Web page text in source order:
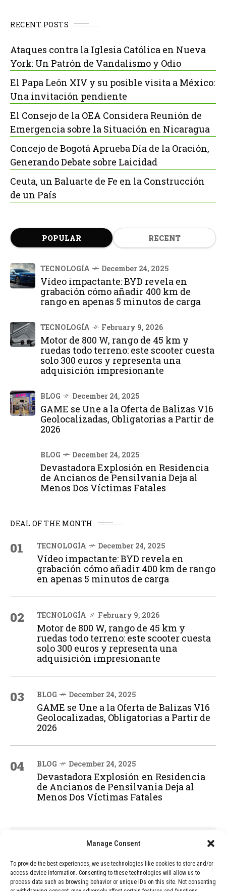
Manage Consent
To provide the best experiences, we use technologies like cookies to store and/or
access device information. Consenting to these technologies will allow us to
process data such as browsing behavior or unique IDs on this site. Not consenting
RECENT POSTS
Ataques contra la Iglesia Católica en Nueva
York: Un Patrón de Vandalismo y Odio
El Papa León XIV y su posible visita a México:
Una invitación pendiente
El Consejo de la OEA Considera Reunión de
Emergencia sobre la Situación en Nicaragua
Concejo de Bogotá Aprueba Día de la Oración,
Generando Debate sobre Laicidad
Ceuta, un Baluarte de Fe en la Construcción
de un País
POPULAR RECENT
TECNOLOGÍA December 24, 2025
Vídeo impactante: BYD revela en
grabación cómo añadir 400 km de
rango en apenas 5 minutos de carga
TECNOLOGÍA February 9, 2026
Motor de 800 W, rango de 45 km y
ruedas todo terreno: este scooter cuesta
solo 300 euros y representa una
adquisición impresionante
BLOG December 24, 2025
GAME se Une a la Oferta de Balizas V16
Geolocalizadas, Obligatorias a Partir de
2026
BLOG December 24, 2025
Devastadora Explosión en Residencia
de Ancianos de Pensilvania Deja al
Menos Dos Víctimas Fatales
DEAL OF THE MONTH
01 TECNOLOGÍA December 24, 2025
Vídeo impactante: BYD revela en
grabación cómo añadir 400 km de rango
en apenas 5 minutos de carga
02 TECNOLOGÍA February 9, 2026
Motor de 800 W, rango de 45 km y
ruedas todo terreno: este scooter cuesta
solo 300 euros y representa una
adquisición impresionante
03 BLOG December 24, 2025
GAME se Une a la Oferta de Balizas V16
Geolocalizadas, Obligatorias a Partir de
2026
04 BLOG December 24, 2025
Devastadora Explosión en Residencia
de Ancianos de Pensilvania Deja al
Menos Dos Víctimas Fatales